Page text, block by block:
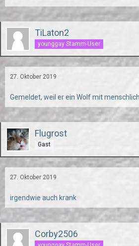
TiLaton2
younggay Stamm-User
27. Oktober 2019
Gemeldet, weil er ein Wolf mit
Flugrost
Gast
27. Oktober 2019
irgendwie auch krank
Corby2506